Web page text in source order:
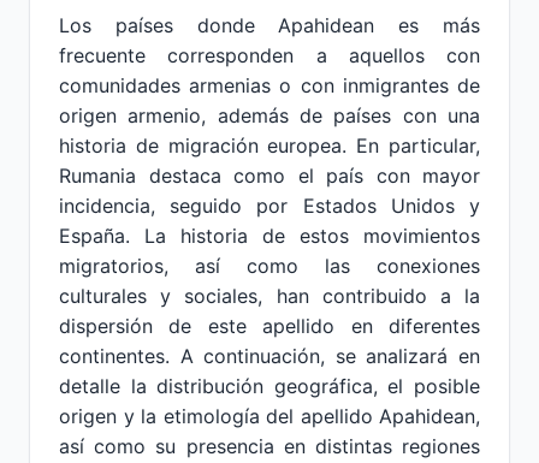
Los países donde Apahidean es más
frecuente corresponden a aquellos con
comunidades armenias o con inmigrantes de
origen armenio, además de países con una
historia de migración europea. En particular,
Rumania destaca como el país con mayor
incidencia, seguido por Estados Unidos y
España. La historia de estos movimientos
migratorios, así como las conexiones
culturales y sociales, han contribuido a la
dispersión de este apellido en diferentes
continentes. A continuación, se analizará en
detalle la distribución geográfica, el posible
origen y la etimología del apellido Apahidean,
así como su presencia en distintas regiones